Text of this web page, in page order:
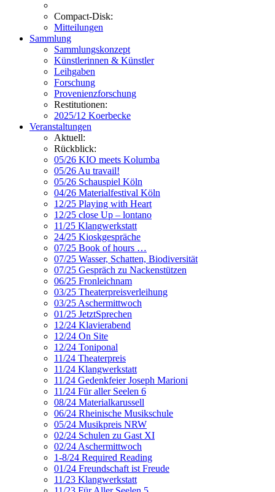
Compact-Disk:
Mitteilungen
Sammlung
Sammlungskonzept
Künstlerinnen & Künstler
Leihgaben
Forschung
Provenienzforschung
Restitutionen:
2025/12 Koerbecke
Veranstaltungen
Aktuell:
Rückblick:
05/26 KIO meets Kolumba
05/26 Au travail!
05/26 Schauspiel Köln
04/26 Materialfestival Köln
12/25 Playing with Heart
12/25 close Up – lontano
11/25 Klangwerkstatt
24/25 Kioskgespräche
07/25 Book of hours …
07/25 Wasser, Schatten, Biodiversität
07/25 Gespräch zu Nackenstützen
06/25 Fronleichnam
03/25 Theaterpreisverleihung
03/25 Aschermittwoch
01/25 JetztSprechen
12/24 Klavierabend
12/24 On Site
12/24 Toniponal
11/24 Theaterpreis
11/24 Klangwerkstatt
11/24 Gedenkfeier Joseph Marioni
11/24 Für aller Seelen 6
08/24 Materialkarussell
06/24 Rheinische Musikschule
05/24 Musikpreis NRW
02/24 Schulen zu Gast XI
02/24 Aschermittwoch
1-8/24 Required Reading
01/24 Freundschaft ist Freude
11/23 Klangwerkstatt